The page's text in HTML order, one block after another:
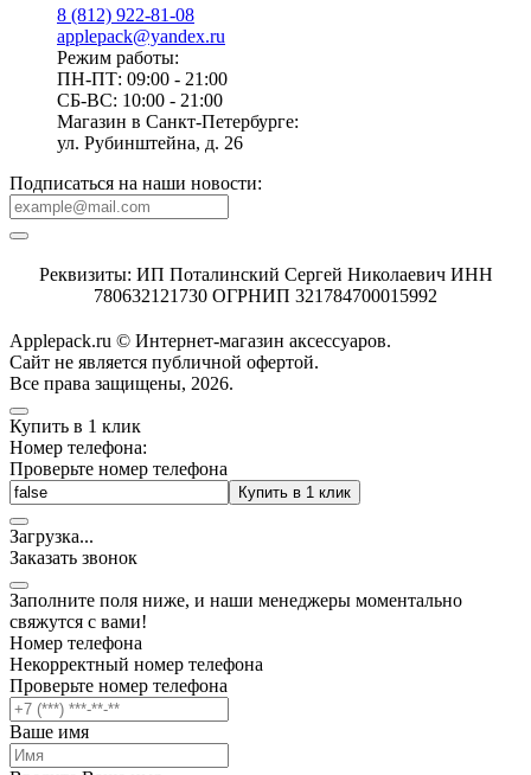
8 (812) 922-81-08
applepack@yandex.ru
Режим работы:
ПН-ПТ: 09:00 - 21:00
СБ-ВС: 10:00 - 21:00
Магазин в Санкт-Петербурге:
ул. Рубинштейна, д. 26
Подписаться на наши новости:
Реквизиты: ИП Поталинский Сергей Николаевич ИНН
780632121730 ОГРНИП 321784700015992
Applepack.ru © Интернет-магазин аксессуаров.
Cайт не является публичной офертой.
Все права защищены, 2026.
Купить в 1 клик
Номер телефона:
Проверьте номер телефона
Купить в 1 клик
Загрузка...
Заказать звонок
Заполните поля ниже, и наши менеджеры моментально
свяжутся с вами!
Номер телефона
Некорректный номер телефона
Проверьте номер телефона
Ваше имя